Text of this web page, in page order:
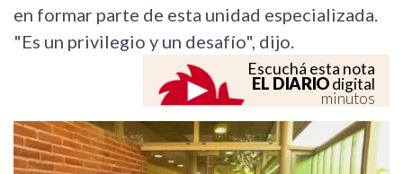
en formar parte de esta unidad especializada.
"Es un privilegio y un desafío", dijo.
Escuchá esta nota
EL DIARIOdigital
minutos